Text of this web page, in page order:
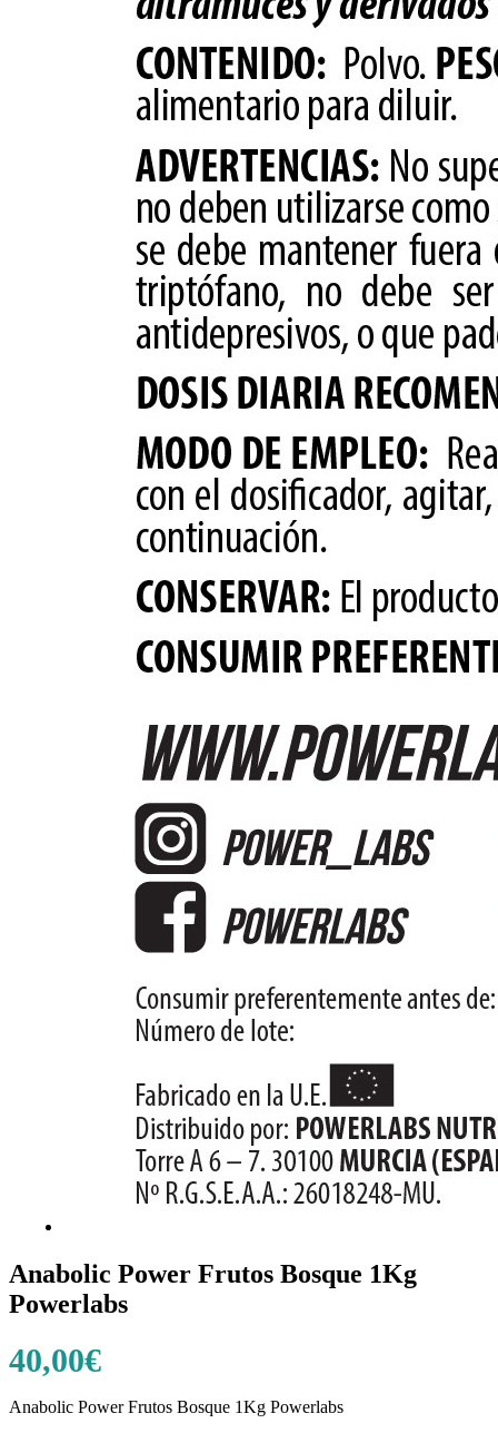
Anabolic Power Frutos Bosque 1Kg
Powerlabs
40,00€
Anabolic Power Frutos Bosque 1Kg Powerlabs